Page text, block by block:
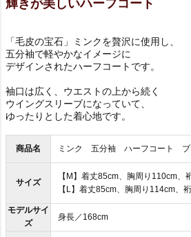
輝きが美しいハーフコート
「毛皮の宝石」ミンクを贅沢に使用し、
五分袖で軽やかなイメージに
デザインされたハーフコートです。
袖口は広く、ウエストの上から続く
ウイングスリーブになっていて、
ゆったりとした着心地です。
商品名 ミンク 五分袖 ハーフコート ブ
サイズ
【M】着丈85cm、胸周り110cm、
【L】着丈85cm、胸周り114cm、
モデルサイ
ズ
身長／168cm